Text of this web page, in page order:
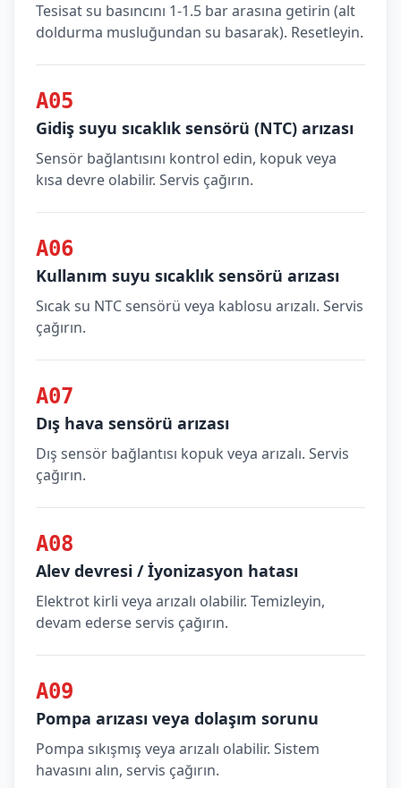
Tesisat su basıncını 1-1.5 bar arasına getirin (alt
doldurma musluğundan su basarak). Resetleyin.
A05
Gidiş suyu sıcaklık sensörü (NTC) arızası
Sensör bağlantısını kontrol edin, kopuk veya
kısa devre olabilir. Servis çağırın.
A06
Kullanım suyu sıcaklık sensörü arızası
Sıcak su NTC sensörü veya kablosu arızalı. Servis
çağırın.
A07
Dış hava sensörü arızası
Dış sensör bağlantısı kopuk veya arızalı. Servis
çağırın.
A08
Alev devresi / İyonizasyon hatası
Elektrot kirli veya arızalı olabilir. Temizleyin,
devam ederse servis çağırın.
A09
Pompa arızası veya dolaşım sorunu
Pompa sıkışmış veya arızalı olabilir. Sistem
havasını alın, servis çağırın.